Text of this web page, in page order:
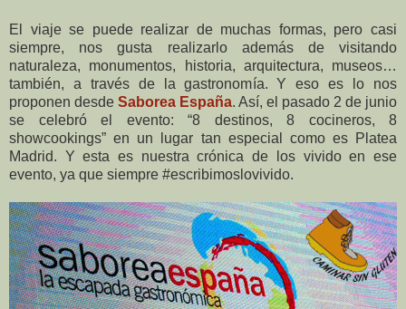
El viaje se puede realizar de muchas formas, pero casi
siempre, nos gusta realizarlo además de visitando
naturaleza, monumentos, historia, arquitectura, museos…
también, a través de la gastronomía. Y eso es lo nos
proponen desde Saborea España. Así, el pasado 2 de junio
se celebró el evento: “8 destinos, 8 cocineros, 8
showcookings” en un lugar tan especial como es Platea
Madrid. Y esta es nuestra crónica de los vivido en ese
evento, ya que siempre #escribimoslovivido.